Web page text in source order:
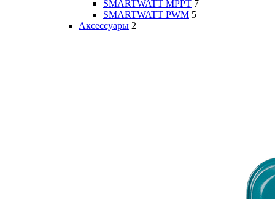
SMARTWATT MPPT 7
SMARTWATT PWM 5
Аксессуары 2